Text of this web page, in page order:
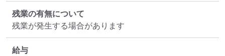
残業の有無について
残業が発生する場合があります
給与